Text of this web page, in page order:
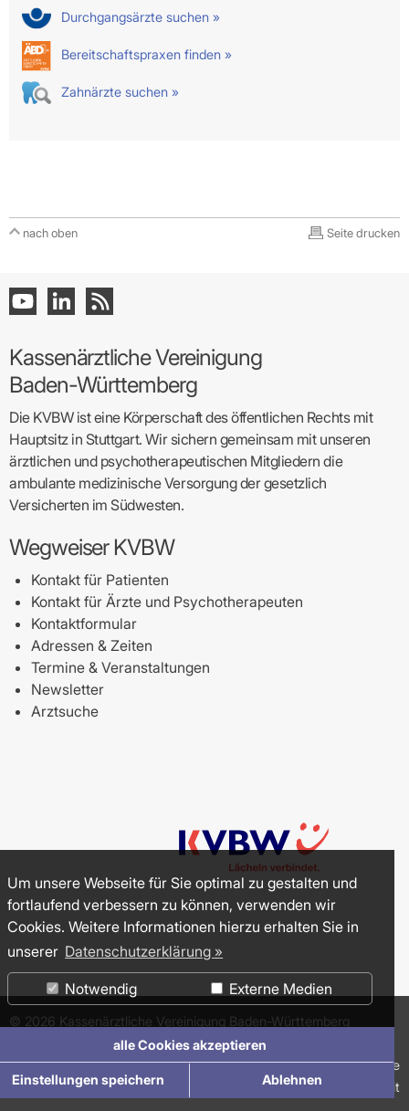
Durchgangsärzte suchen »
Bereitschaftspraxen finden »
Zahnärzte suchen »
nach oben Seite drucken
Kassenärztliche Vereinigung
Baden-Württemberg
Die KVBW ist eine Körperschaft des öffentlichen Rechts mit
Hauptsitz in Stuttgart. Wir sichern gemeinsam mit unseren
ärztlichen und psychotherapeutischen Mitgliedern die
ambulante medizinische Versorgung der gesetzlich
Versicherten im Südwesten.
Wegweiser KVBW
Kontakt für Patienten
Kontakt für Ärzte und Psychotherapeuten
Kontaktformular
Adressen & Zeiten
Termine & Veranstaltungen
Newsletter
Arztsuche
© 2026 Kassenärztliche Vereinigung Baden-Württemberg
Impressum
Datenschutzerklärung
Suche
Erklärung zur Barrierefreiheit
Um unsere Webseite für Sie optimal zu gestalten und
fortlaufend verbessern zu können, verwenden wir
Cookies. Weitere Informationen hierzu erhalten Sie in
unserer Datenschutzerklärung »
Notwendig Externe Medien
alle Cookies akzeptieren
Einstellungen speichern Ablehnen